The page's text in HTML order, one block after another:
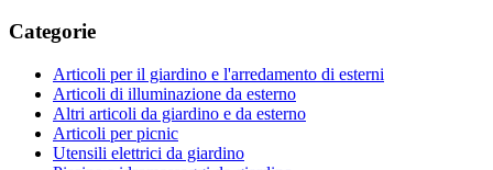
Categorie
Articoli per il giardino e l'arredamento di esterni
Articoli di illuminazione da esterno
Altri articoli da giardino e da esterno
Articoli per picnic
Utensili elettrici da giardino